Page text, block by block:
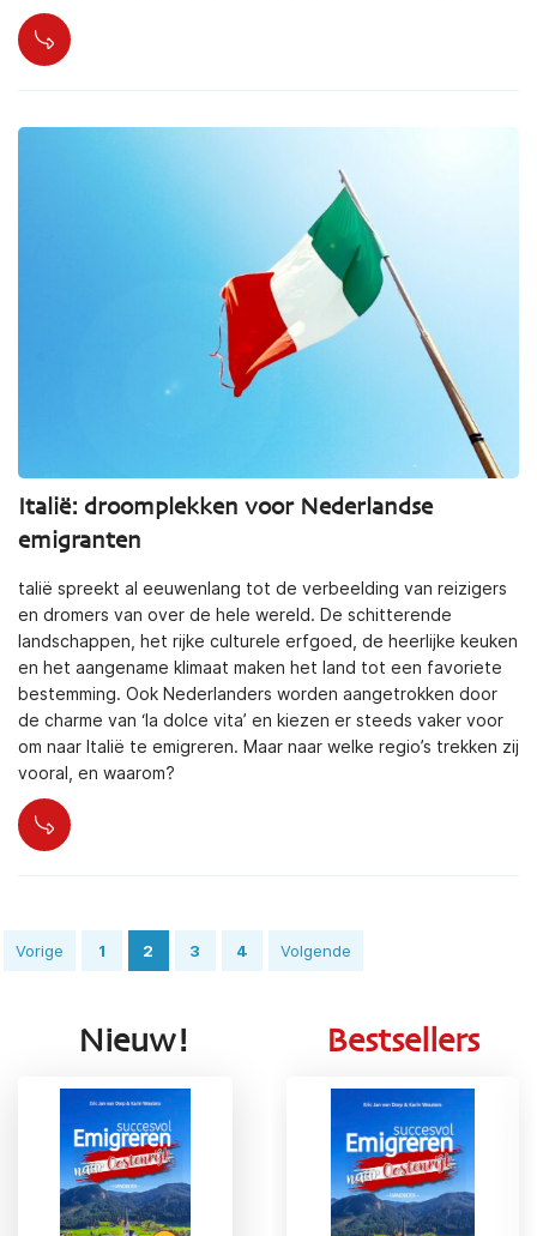
Italië: droomplekken voor Nederlandse
emigranten
talië spreekt al eeuwenlang tot de verbeelding van reizigers
en dromers van over de hele wereld. De schitterende
landschappen, het rijke culturele erfgoed, de heerlijke keuken
en het aangename klimaat maken het land tot een favoriete
bestemming. Ook Nederlanders worden aangetrokken door
de charme van ‘la dolce vita’ en kiezen er steeds vaker voor
om naar Italië te emigreren. Maar naar welke regio’s trekken zij
vooral, en waarom?
Vorige 1 2 3 4 Volgende
Nieuw! Bestsellers